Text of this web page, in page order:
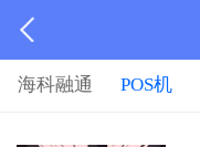
海科融通 POS机